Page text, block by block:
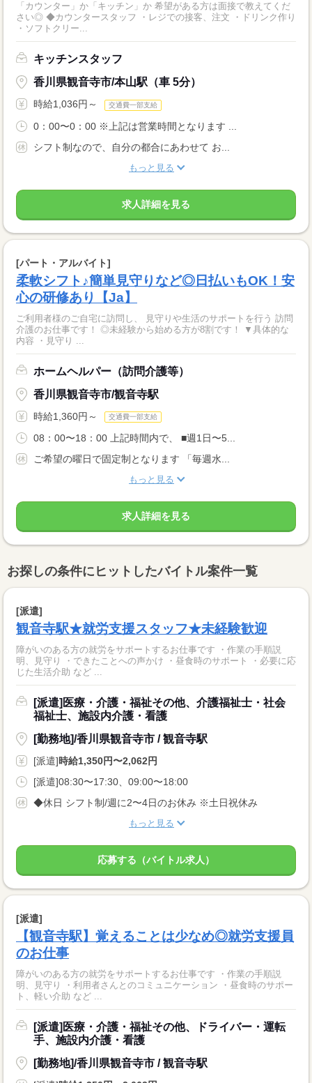
「カウンター」か「キッチン」か 希望がある方は面接で教えてくだ
さい◎ ◆カウンタースタッフ ・レジでの接客、注文 ・ドリンク作り
・ソフトクリー...
キッチンスタッフ
香川県観音寺市/本山駅（車 5分）
時給1,036円～ 交通費一部支給
0：00〜0：00 ※上記は営業時間となります ...
シフト制なので、自分の都合にあわせて お...
もっと見る
求人詳細を見る
[パート・アルバイト]
柔軟シフト♪簡単見守りなど◎日払いもOK！安
心の研修あり【Ja】
ご利用者様のご自宅に訪問し、 見守りや生活のサポートを行う 訪問
介護のお仕事です！ ◎未経験から始める方が8割です！ ▼具体的な
内容 ・見守り ...
ホームヘルパー（訪問介護等）
香川県観音寺市/観音寺駅
時給1,360円～ 交通費一部支給
08：00〜18：00 上記時間内で、 ■週1日〜5...
ご希望の曜日で固定制となります 「毎週水...
もっと見る
求人詳細を見る
お探しの条件にヒットしたバイトル案件一覧
[派遣]
観音寺駅★就労支援スタッフ★未経験歓迎
障がいのある方の就労をサポートするお仕事です ・作業の手順説
明、見守り ・できたことへの声かけ ・昼食時のサポート ・必要に応
じた生活介助 など ...
[派遣]医療・介護・福祉その他、介護福祉士・社会
福祉士、施設内介護・看護
[勤務地]/香川県観音寺市 / 観音寺駅
[派遣]時給1,350円〜2,062円
[派遣]08:30〜17:30、09:00〜18:00
◆休日 シフト制/週に2〜4日のお休み ※土日祝休み
もっと見る
応募する（バイトル求人）
[派遣]
【観音寺駅】覚えることは少なめ◎就労支援員
のお仕事
障がいのある方の就労をサポートするお仕事です ・作業の手順説
明、見守り ・利用者さんとのコミュニケーション ・昼食時のサポー
ト、軽い介助 など ...
[派遣]医療・介護・福祉その他、ドライバー・運転
手、施設内介護・看護
[勤務地]/香川県観音寺市 / 観音寺駅